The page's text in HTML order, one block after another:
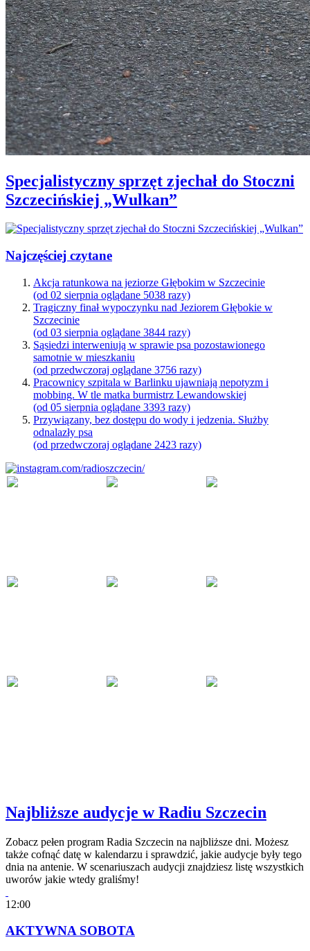
Specjalistyczny sprzęt zjechał do Stoczni
Szczecińskiej „Wulkan”
Najczęściej czytane
Akcja ratunkowa na jeziorze Głębokim w Szczecinie
(od 02 sierpnia oglądane 5038 razy)
Tragiczny finał wypoczynku nad Jeziorem Głębokie w
Szczecinie
(od 03 sierpnia oglądane 3844 razy)
Sąsiedzi interweniują w sprawie psa pozostawionego
samotnie w mieszkaniu
(od przedwczoraj oglądane 3756 razy)
Pracownicy szpitala w Barlinku ujawniają nepotyzm i
mobbing. W tle matka burmistrz Lewandowskiej
(od 05 sierpnia oglądane 3393 razy)
Przywiązany, bez dostępu do wody i jedzenia. Służby
odnalazły psa
(od przedwczoraj oglądane 2423 razy)
Najbliższe audycje w Radiu Szczecin
Zobacz pełen program Radia Szczecin na najbliższe dni. Możesz
także cofnąć datę w kalendarzu i sprawdzić, jakie audycje były tego
dnia na antenie. W scenariuszach audycji znajdziesz listę wszystkich
uworów jakie wtedy graliśmy!
12:00
AKTYWNA SOBOTA